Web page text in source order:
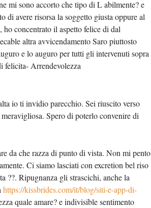
mi sono accorto che tipo di L abilmente? e
di avere risorsa la soggetto giusta oppure al
concentrato il aspetto felice di dal
altra avvicendamento Saro piuttosto
e lo auguro per tutti gli intervenuti sopra
felicita- Arrendevolezza
io ti invidio parecchio. Sei riuscito verso
Spero di poterlo convenire di
da che razza di punto di vista. Non mi pento
Ci siamo lasciati con excretion bel riso
??. Ripugnanza gli strascichi, anche la
https://kissbrides.com/it/blog/siti-e-app-di-
quale amare? e indivisible sentimento